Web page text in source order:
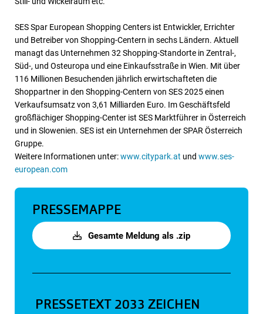
SES Spar European Shopping Centers ist Entwickler, Errichter
und Betreiber von Shopping-Centern in sechs Ländern. Aktuell
managt das Unternehmen 32 Shopping-Standorte in Zentral-,
Süd-, und Osteuropa und eine Einkaufsstraße in Wien. Mit über
116 Millionen Besuchenden jährlich erwirtschafteten die
Shoppartner in den Shopping-Centern von SES 2025 einen
Verkaufsumsatz von 3,61 Milliarden Euro. Im Geschäftsfeld
großflächiger Shopping-Center ist SES Marktführer in Österreich
und in Slowenien. SES ist ein Unternehmen der SPAR Österreich
Gruppe.
Weitere Informationen unter:www.citypark.at und www.ses-
european.com
PRESSEMAPPE
Gesamte Meldung als .zip
PRESSETEXT 2033 ZEICHEN